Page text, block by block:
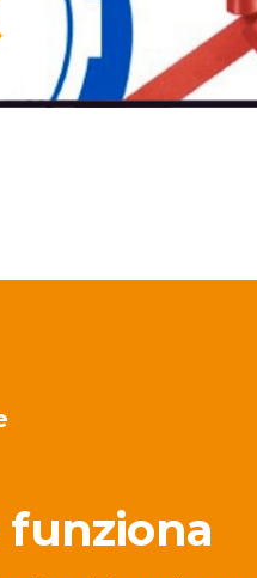
funziona